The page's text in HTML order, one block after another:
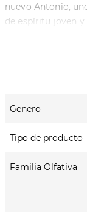
nuevo Antonio,
de espíritu joven
para dejarse
Bergamota,
Notas de Corazón
Genero
Tipo de producto
Familia Olfativa